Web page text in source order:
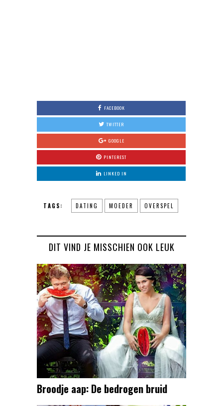
FACEBOOK
TWITTER
GOOGLE
PINTEREST
LINKED IN
TAGS: DATING MOEDER OVERSPEL
DIT VIND JE MISSCHIEN OOK LEUK
Broodje aap: De bedrogen bruid